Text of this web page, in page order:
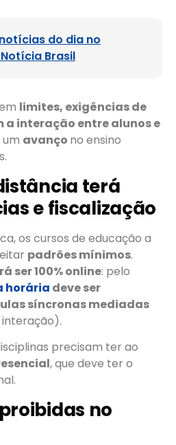
do dia no
Brasil
limites, exigências de
a interação entre alunos e
avanço no ensino
terá
e fiscalização
os cursos de educação a
padrões mínimos.
ser 100% online: pelo
horária deve ser
síncronas mediadas
interação).
precisam ter ao
, que deve ter o
no